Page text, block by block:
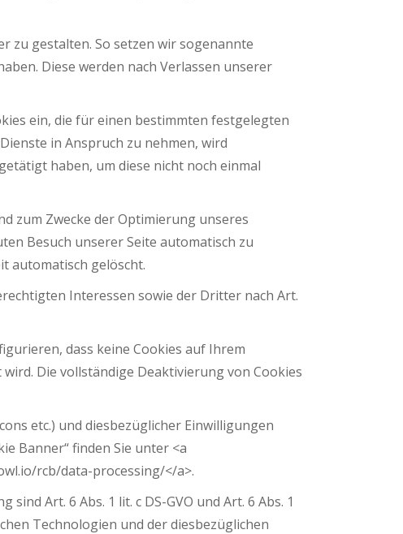
zu gestalten. So setzen wir sogenannte
Diese werden nach Verlassen unserer
ein, die für einen bestimmten festgelegten
in Anspruch zu nehmen, wird
haben, um diese nicht noch einmal
zum Zwecke der Optimierung unseres
Besuch unserer Seite automatisch zu
automatisch gelöscht.
Interessen sowie der Dritter nach Art.
dass keine Cookies auf Ihrem
Die vollständige Deaktivierung von Cookies
etc.) und diesbezüglicher Einwilligungen
Banner“ finden Sie unter <a
rcb/data-processing/</a>.
Art. 6 Abs. 1 lit. c DS-GVO und Art. 6 Abs. 1
Technologien und der diesbezüglichen